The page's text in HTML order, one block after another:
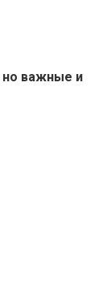
но важные и